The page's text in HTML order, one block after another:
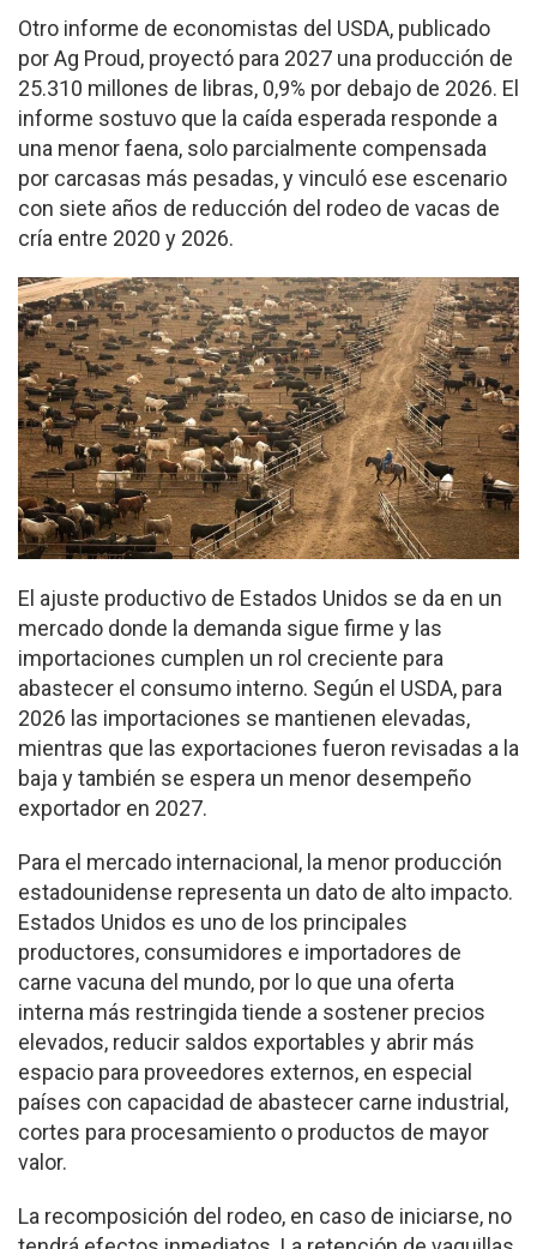
Otro informe de economistas del USDA, publicado
por Ag Proud, proyectó para 2027 una producción de
25.310 millones de libras, 0,9% por debajo de 2026. El
informe sostuvo que la caída esperada responde a
una menor faena, solo parcialmente compensada
por carcasas más pesadas, y vinculó ese escenario
con siete años de reducción del rodeo de vacas de
cría entre 2020 y 2026.
El ajuste productivo de Estados Unidos se da en un
mercado donde la demanda sigue firme y las
importaciones cumplen un rol creciente para
abastecer el consumo interno. Según el USDA, para
2026 las importaciones se mantienen elevadas,
mientras que las exportaciones fueron revisadas a la
baja y también se espera un menor desempeño
exportador en 2027.
Para el mercado internacional, la menor producción
estadounidense representa un dato de alto impacto.
Estados Unidos es uno de los principales
productores, consumidores e importadores de
carne vacuna del mundo, por lo que una oferta
interna más restringida tiende a sostener precios
elevados, reducir saldos exportables y abrir más
espacio para proveedores externos, en especial
países con capacidad de abastecer carne industrial,
cortes para procesamiento o productos de mayor
valor.
La recomposición del rodeo, en caso de iniciarse, no